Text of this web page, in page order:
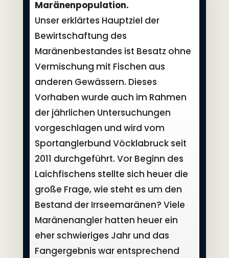
Maränenpopulation.
Unser erklärtes Hauptziel der
Bewirtschaftung des
Maränenbestandes ist Besatz ohne
Vermischung mit Fischen aus
anderen Gewässern. Dieses
Vorhaben wurde auch im Rahmen
der jährlichen Untersuchungen
vorgeschlagen und wird vom
Sportanglerbund Vöcklabruck seit
2011 durchgeführt. Vor Beginn des
Laichfischens stellte sich heuer die
große Frage, wie steht es um den
Bestand der Irrseemaränen? Viele
Maränenangler hatten heuer ein
eher schwieriges Jahr und das
Fangergebnis war entsprechend